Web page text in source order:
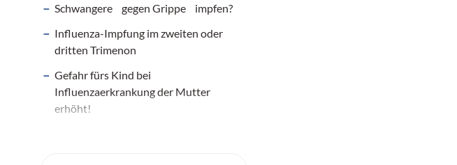
Schwangere gegen Grippe impfen?
Influenza-Impfung im zweiten oder
dritten Trimenon
Gefahr fürs Kind bei
Influenzaerkrankung der Mutter
erhöht!